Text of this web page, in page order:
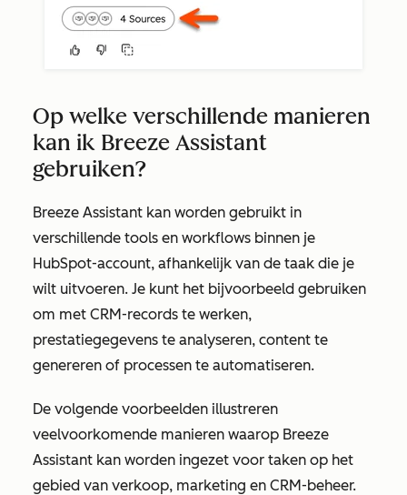
Op welke verschillende manieren
kan ik Breeze Assistant
gebruiken?
Breeze Assistant kan worden gebruikt in
verschillende tools en workflows binnen je
HubSpot-account, afhankelijk van de taak die je
wilt uitvoeren. Je kunt het bijvoorbeeld gebruiken
om met CRM-records te werken,
prestatiegegevens te analyseren, content te
genereren of processen te automatiseren.
De volgende voorbeelden illustreren
veelvoorkomende manieren waarop Breeze
Assistant kan worden ingezet voor taken op het
gebied van verkoop, marketing en CRM-beheer.